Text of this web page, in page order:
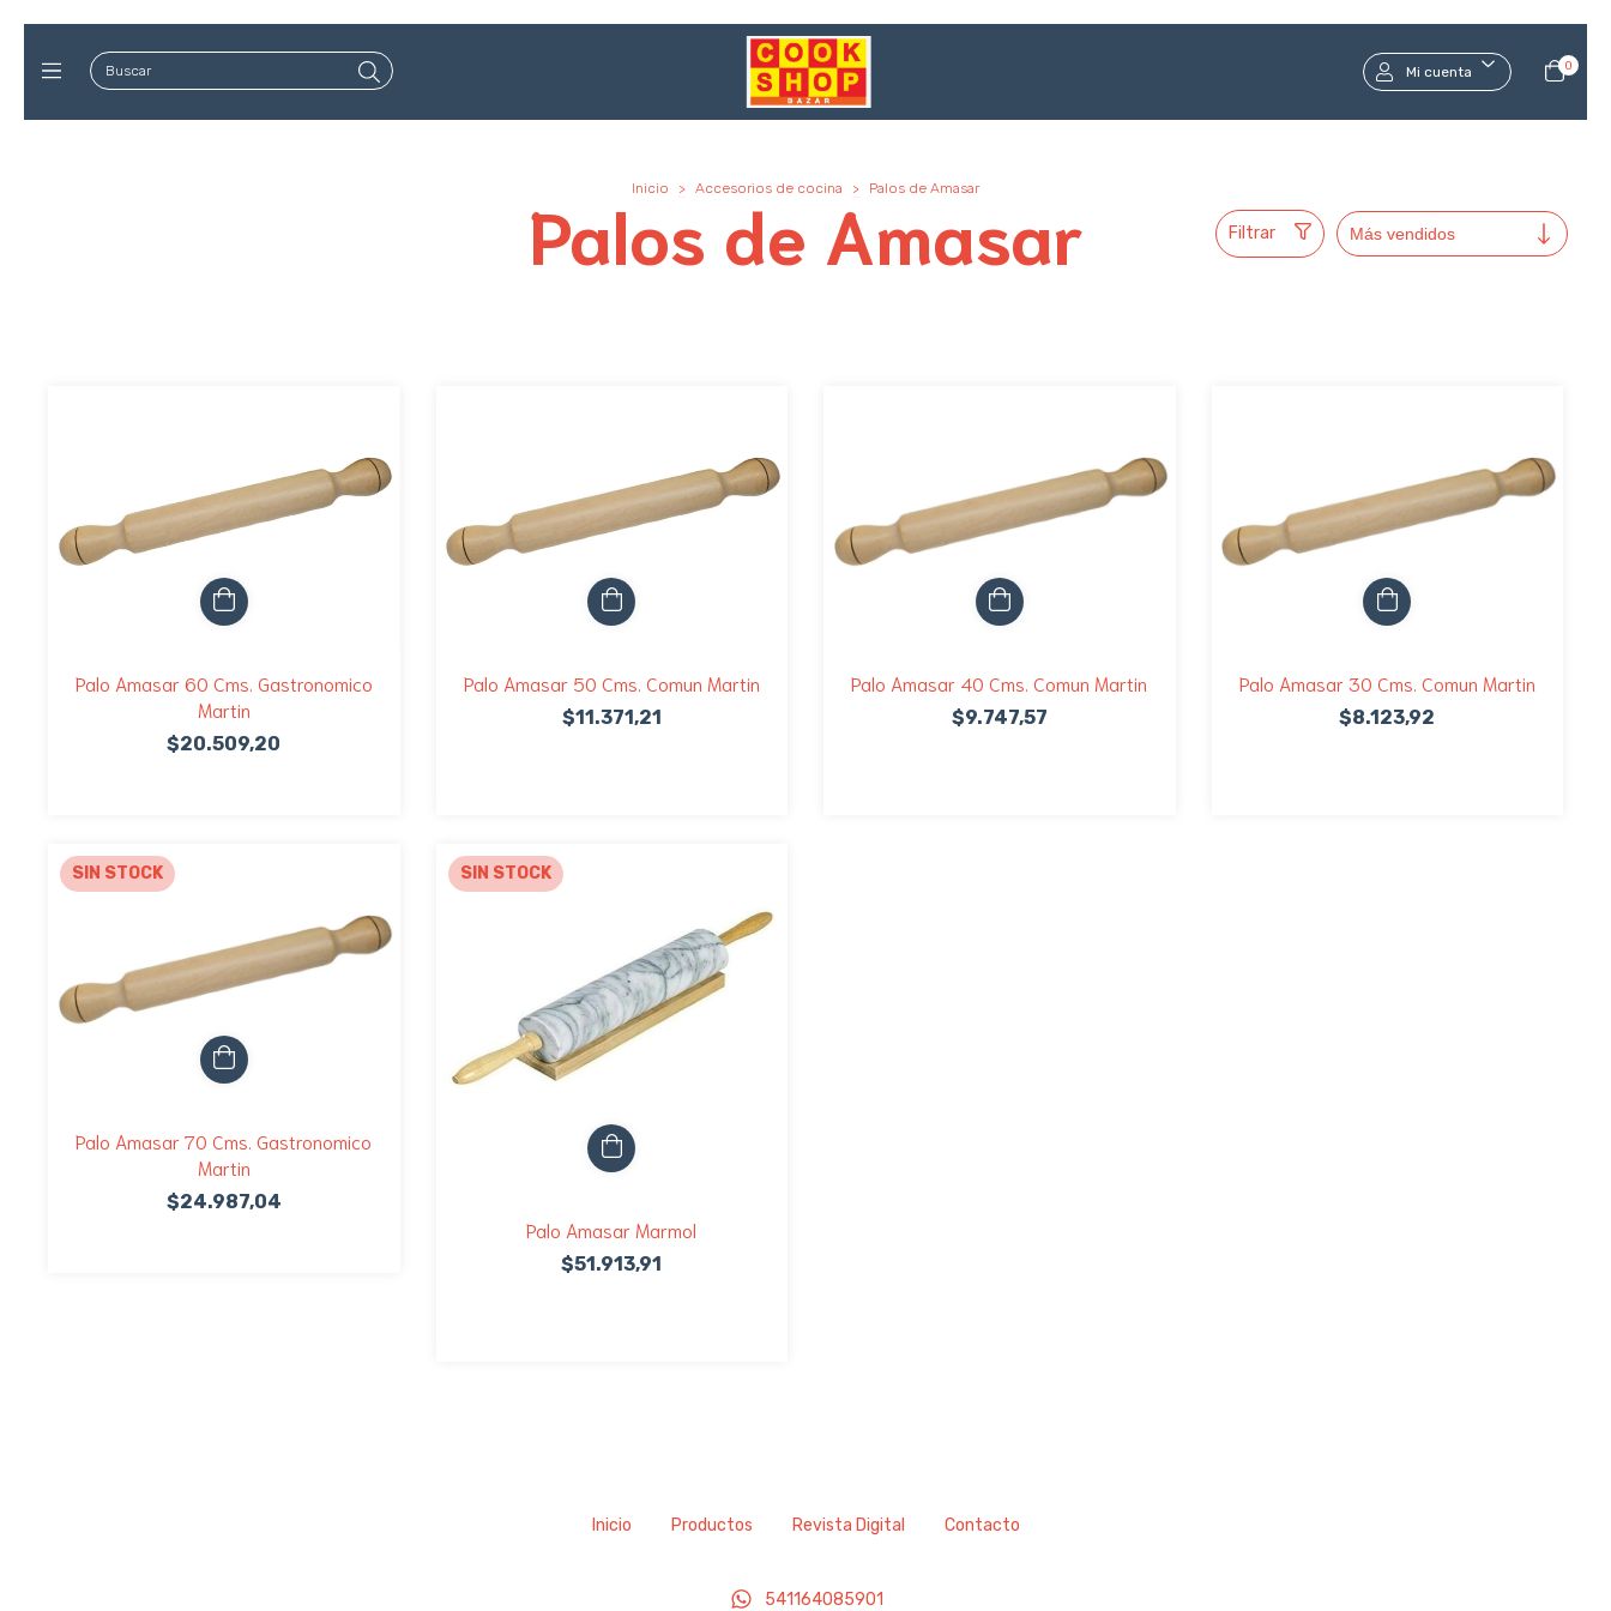
Mi cuenta 0
Inicio > Accesorios de cocina > Palos de Amasar
Palos de Amasar Filtrar
Palo Amasar 60 Cms. Gastronomico
Martin
$20.509,20
Palo Amasar 50 Cms. Comun Martin
$11.371,21
Palo Amasar 40 Cms. Comun Martin
$9.747,57
Palo Amasar 30 Cms. Comun Martin
$8.123,92
SIN STOCK
Palo Amasar 70 Cms. Gastronomico
Martin
$24.987,04
SIN STOCK
Palo Amasar Marmol
$51.913,91
Inicio Productos Revista Digital Contacto
541164085901